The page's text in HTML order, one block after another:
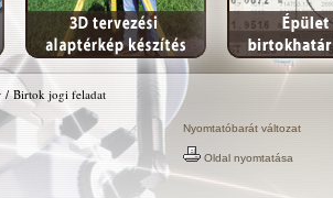
/Birtok jogi feladat
Nyomtatóbarát változat
Oldal nyomtatása